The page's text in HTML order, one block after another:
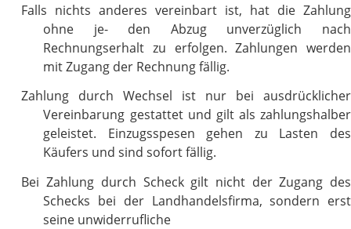
Falls nichts anderes vereinbart ist, hat die Zahlung
ohne je- den Abzug unverzüglich nach
Rechnungserhalt zu erfolgen. Zahlungen werden
mit Zugang der Rechnung fällig.
Zahlung durch Wechsel ist nur bei ausdrücklicher
Vereinbarung gestattet und gilt als zahlungshalber
geleistet. Einzugsspesen gehen zu Lasten des
Käufers und sind sofort fällig.
Bei Zahlung durch Scheck gilt nicht der Zugang des
Schecks bei der Landhandelsfirma, sondern erst
seine unwiderrufliche